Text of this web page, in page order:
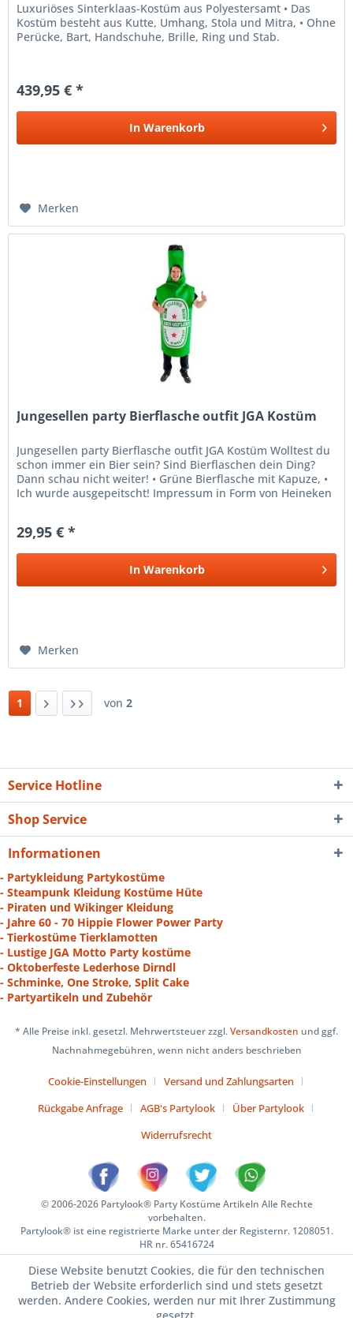
Luxuriöses Sinterklaas-Kostüm aus Polyestersamt • Das
Kostüm besteht aus Kutte, Umhang, Stola und Mitra, • Ohne
Perücke, Bart, Handschuhe, Brille, Ring und Stab.
439,95 € *
In Warenkorb
Merken
Jungesellen party Bierflasche outfit JGA Kostüm
Jungesellen party Bierflasche outfit JGA Kostüm Wolltest du
schon immer ein Bier sein? Sind Bierflaschen dein Ding?
Dann schau nicht weiter! • Grüne Bierflasche mit Kapuze, •
Ich wurde ausgepeitscht! Impressum in Form von Heineken
29,95 € *
In Warenkorb
Merken
1 von 2
Service Hotline
Shop Service
Informationen
- Partykleidung Partykostüme
- Steampunk Kleidung Kostüme Hüte
- Piraten und Wikinger Kleidung
- Jahre 60 - 70 Hippie Flower Power Party
- Tierkostüme Tierklamotten
- Lustige JGA Motto Party kostüme
- Oktoberfeste Lederhose Dirndl
- Schminke, One Stroke, Split Cake
- Partyartikeln und Zubehör
* Alle Preise inkl. gesetzl. Mehrwertsteuer zzgl.Versandkosten und ggf.
Nachnahmegebühren, wenn nicht anders beschrieben
Cookie-Einstellungen
Versand und Zahlungsarten
Rückgabe Anfrage
AGB's Partylook
Über Partylook
Widerrufsrecht
© 2006-2026 Partylook® Party Kostüme Artikeln Alle Rechte
vorbehalten.
Partylook® ist eine registrierte Marke unter der Registernr. 1208051.
HR nr. 65416724
Diese Website benutzt Cookies, die für den technischen
Betrieb der Website erforderlich sind und stets gesetzt
werden. Andere Cookies, werden nur mit Ihrer Zustimmung